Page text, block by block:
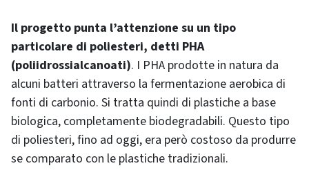
Il progetto punta l’attenzione su un tipo
particolare di poliesteri, detti PHA
(poliidrossialcanoati). I PHA prodotte in natura da
alcuni batteri attraverso la fermentazione aerobica di
fonti di carbonio. Si tratta quindi di plastiche a base
biologica, completamente biodegradabili. Questo tipo
di poliesteri, fino ad oggi, era però costoso da produrre
se comparato con le plastiche tradizionali.